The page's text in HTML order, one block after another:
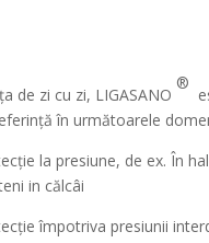
de zi cu zi, LIGASANO
®
în următoarele
la presiune, de ex. În
in călcâi
împotriva presiunii